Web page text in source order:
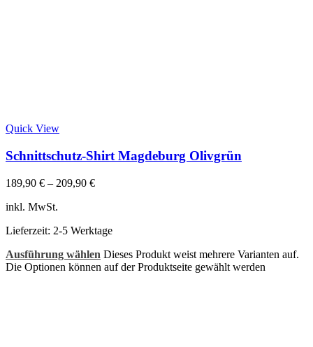
Quick View
Schnittschutz-Shirt Magdeburg Olivgrün
189,90 € – 209,90 €
inkl. MwSt.
Lieferzeit: 2-5 Werktage
Ausführung wählen Dieses Produkt weist mehrere Varianten auf.
Die Optionen können auf der Produktseite gewählt werden